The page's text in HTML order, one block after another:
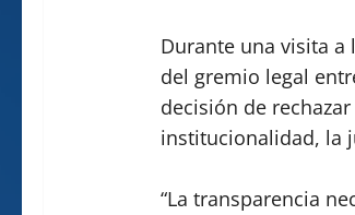
Durante una visita a
del gremio legal
decisión de
institucionalidad, la
“La transparencia